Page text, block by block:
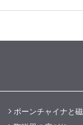
ボーンチャイナと